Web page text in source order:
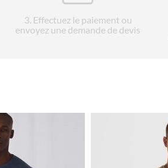
3 . Effectuez le paiement ou
envoyez une demande de devis